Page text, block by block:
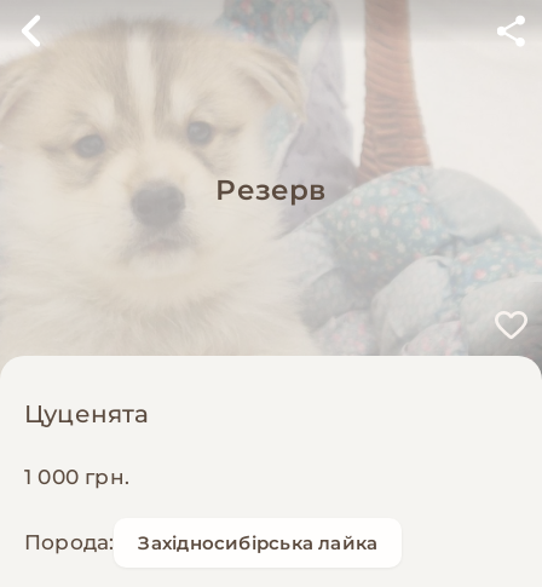
Резерв
Цуценята
1 000 грн.
Порода: Західносибірська лайка